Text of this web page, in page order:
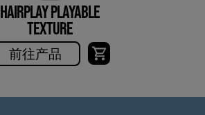
HAIRPLAY PLAYABLE
TEXTURE
前往产品